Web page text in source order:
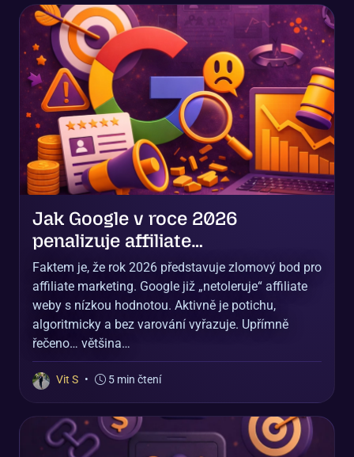
Jak Google v roce 2026
penalizuje affiliate…
Faktem je, že rok 2026 představuje zlomový bod pro
affiliate marketing. Google již „netoleruje“ affiliate
weby s nízkou hodnotou. Aktivně je potichu,
algoritmicky a bez varování vyřazuje. Upřímně
řečeno… většina…
Vit S • 5 min čtení